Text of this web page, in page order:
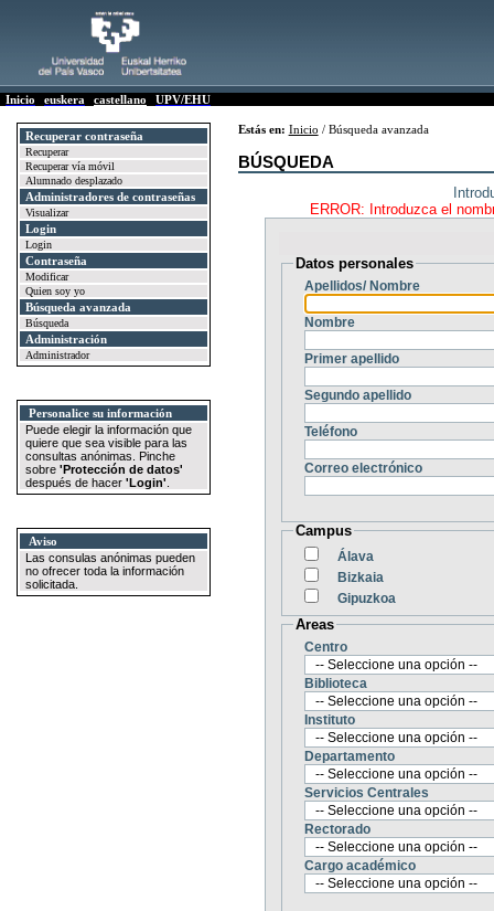
Inicio euskera castellano UPV/EHU
Recuperar contraseña
Recuperar
Recuperar vía móvil
Alumnado desplazado
Administradores de contraseñas
Visualizar
Login
Login
Contraseña
Modificar
Quien soy yo
Búsqueda avanzada
Búsqueda
Administración
Administrador
Personalice su información
Puede elegir la información que
quiere que sea visible para las
consultas anónimas. Pinche
sobre 'Protección de datos'
después de hacer 'Login'
Aviso
Las consulas anónimas pueden
no ofrecer toda la información
solicitada.
Estás en: Inicio / Búsqueda avanzada
BÚSQUEDA
ERROR: Introduzca el
Datos personales
Apellidos/ Nombre
Nombre
Primer apellido
Segundo apellido
Teléfono
Correo electrónico
Campus
Álava
Bizkaia
Gipuzkoa
Areas
Centro
Biblioteca
Instituto
Departamento
Servicios Centrales
Rectorado
Cargo académico